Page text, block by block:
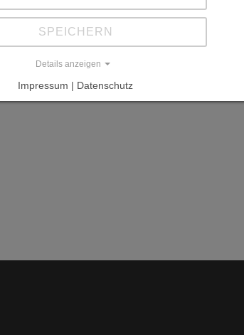
SPEICHERN
Details anzeigen
Impressum | Datenschutz